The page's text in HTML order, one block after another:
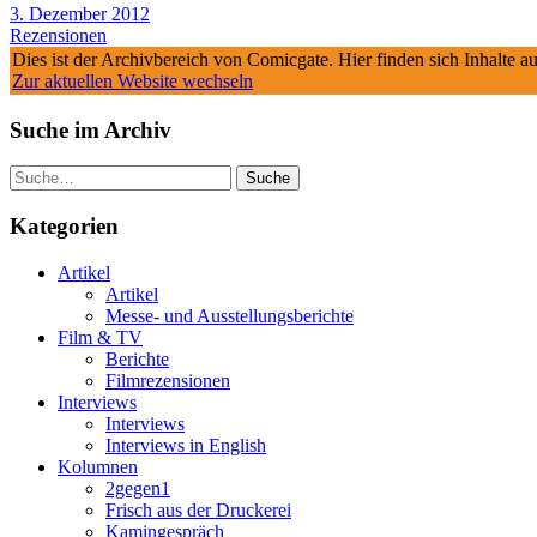
3. Dezember 2012
Rezensionen
Dies ist der Archivbereich von Comicgate. Hier finden sich Inhalte
Zur aktuellen Website wechseln
Suche im Archiv
Suche
Kategorien
Artikel
Artikel
Messe- und Ausstellungsberichte
Film & TV
Berichte
Filmrezensionen
Interviews
Interviews
Interviews in English
Kolumnen
2gegen1
Frisch aus der Druckerei
Kamingespräch